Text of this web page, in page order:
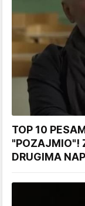
TOP 10
"POZAJMIO"!
DRUGIMA